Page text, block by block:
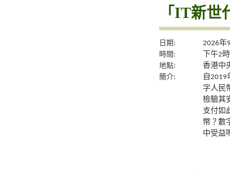
「IT新
日期:
2026年
時間:
下午2
地點:
香港中
簡介:
自
字人民
檢驗其
支付如
幣？數
中受益